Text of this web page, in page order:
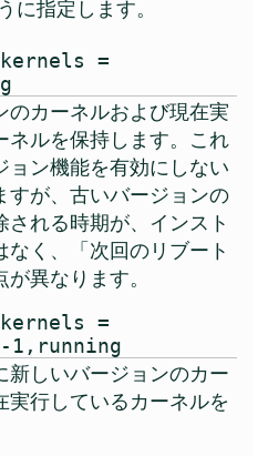
に指定します。
=
のカーネルおよび現在実
ネルを保持します。これ
ョン機能を有効にしない
すが、古いバージョンの
される時期が、インスト
なく、「次回のリブート
異なります。
=
新しいバージョンのカー
実行しているカーネルを